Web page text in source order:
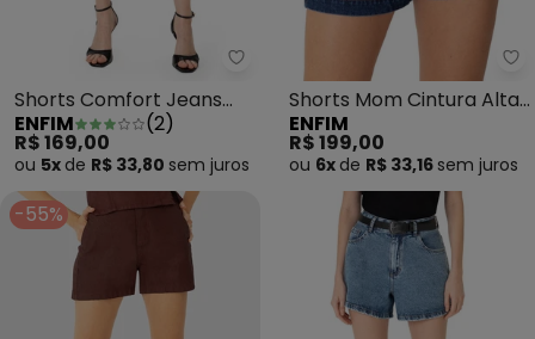
Enfim - Shorts Comfort Jeans
Shorts Comfort Jeans
Azul
ENFIM (2)
R$ 169,00
ou 5x de R$ 33,80 sem juros
Shorts Mom Cintura Alta
Jeans Azul Escuro
ENFIM
R$ 199,00
ou 6x de R$ 33,16 sem juros
-55%